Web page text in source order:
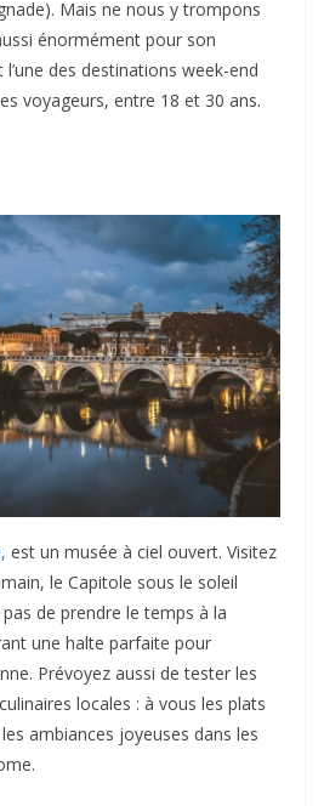
Mais ne nous y trompons
énormément pour son
l’une des destinations week-end
voyageurs, entre 18 et 30 ans.
est un musée à ciel ouvert. Visitez
le Capitole sous le soleil
de prendre le temps à la
une halte parfaite pour
Prévoyez aussi de tester les
locales : à vous les plats
ambiances joyeuses dans les